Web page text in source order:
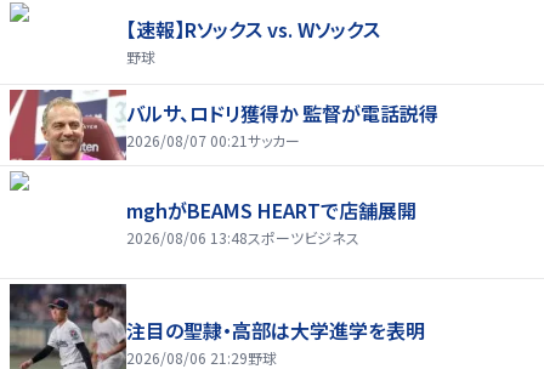
【速報】Rソックス vs. Wソックス
野球
バルサ、ロドリ獲得か 監督が電話説得
2026/08/07 00:21サッカー
mghがBEAMS HEARTで店舗展開
2026/08/06 13:48スポーツビジネス
注目の聖隷・高部は大学進学を表明
2026/08/06 21:29野球